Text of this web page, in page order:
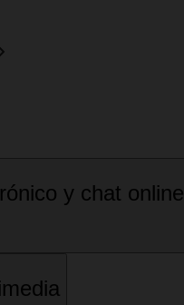
y chat online